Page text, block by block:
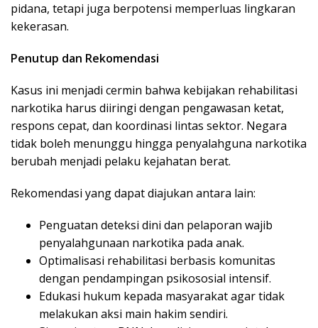
pidana, tetapi juga berpotensi memperluas lingkaran
kekerasan.
Penutup dan Rekomendasi
Kasus ini menjadi cermin bahwa kebijakan rehabilitasi
narkotika harus diiringi dengan pengawasan ketat,
respons cepat, dan koordinasi lintas sektor. Negara
tidak boleh menunggu hingga penyalahguna narkotika
berubah menjadi pelaku kejahatan berat.
Rekomendasi yang dapat diajukan antara lain:
Penguatan deteksi dini dan pelaporan wajib
penyalahgunaan narkotika pada anak.
Optimalisasi rehabilitasi berbasis komunitas
dengan pendampingan psikososial intensif.
Edukasi hukum kepada masyarakat agar tidak
melakukan aksi main hakim sendiri.